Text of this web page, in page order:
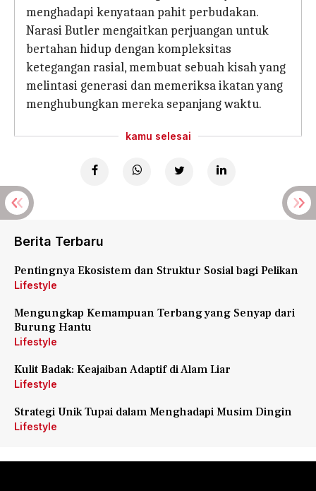
menghadapi kenyataan pahit perbudakan.
Narasi Butler mengaitkan perjuangan untuk
bertahan hidup dengan kompleksitas
ketegangan rasial, membuat sebuah kisah yang
melintasi generasi dan memeriksa ikatan yang
menghubungkan mereka sepanjang waktu.
kamu selesai
Berita Terbaru
Pentingnya Ekosistem dan Struktur Sosial bagi Pelikan
Lifestyle
Mengungkap Kemampuan Terbang yang Senyap dari
Burung Hantu
Lifestyle
Kulit Badak: Keajaiban Adaptif di Alam Liar
Lifestyle
Strategi Unik Tupai dalam Menghadapi Musim Dingin
Lifestyle